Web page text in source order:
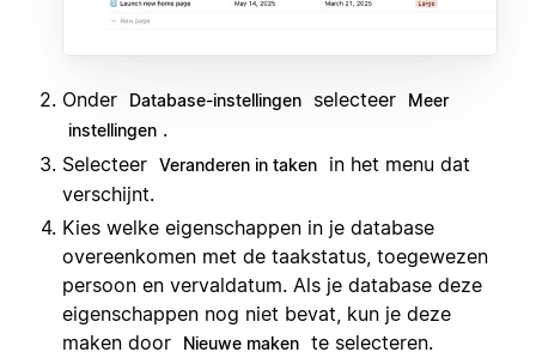
Onder Database-instellingen selecteer
Meer
instellingen .
Selecteer Veranderen in taken
in het menu dat
verschijnt.
Kies welke eigenschappen in je database
overeenkomen met de taakstatus, toegewezen
persoon en vervaldatum. Als je database deze
eigenschappen nog niet bevat, kun je deze
maken door
Nieuwe maken te selecteren.